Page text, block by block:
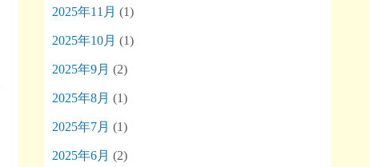
2025年11月 (1)
2025年10月 (1)
2025年9月 (2)
2025年8月 (1)
2025年7月 (1)
2025年6月 (2)